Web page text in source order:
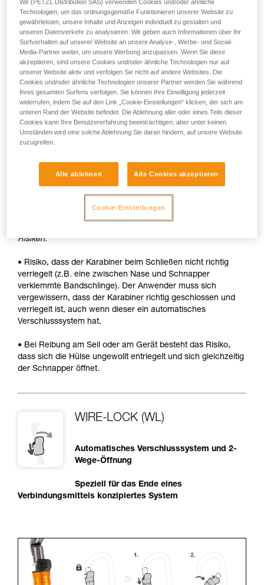
ERGONOMIE
Vorteile:
• Schnelles und einfaches Öffnen.
• Schnelle automatische Verriegelung.
Nachteile:
• Die Hülse muss bei jedem Öffnen entriegelt werden.
• Um ein Gerät in den Karabiner einzuhängen, werden beide
SICHERHEIT
• Schnelle automatische Verriegelung.
Risiken:
• Risiko, dass der Karabiner beim Schließen nicht richtig
verriegelt (z.B. eine zwischen Nase und Schnapper
verklemmte Bandschlinge). Der Anwender muss sich
vergewissern, dass der Karabiner richtig geschlossen und
verriegelt ist, auch wenn dieser ein automatisches
Verschlusssystem hat.
• Bei Reibung am Seil oder am Gerät besteht das Risiko,
dass sich die Hülse ungewollt entriegelt und sich gleichzeitig
der Schnapper öffnet.
WIRE-LOCK (WL)
Automatisches Verschlusssystem und 2-
Wege-Öffnung
Speziell für das Ende eines
Verbindungsmittels konzipiertes System
Wir (PETZL Distribution SAS) verwenden Cookies und/oder ähnliche
Technologien, um das ordnungsgemäße Funktionieren unserer Website zu
gewährleisten, unsere Inhalte und Anzeigen individuell zu gestalten und
unseren Datenverkehr zu analysieren. Wir geben auch Informationen über Ihr
Surfverhalten auf unserer Website an unsere Analyse-, Werbe- und Social-
Media-Partner weiter, um unsere Werbung anzupassen. Wenn Sie diese
akzeptieren, sind unsere Cookies und/oder ähnliche Technologien nur auf
unserer Website aktiv und verfolgen Sie nicht auf andere Websites. Die
Cookies und/oder ähnliche Technologien unserer Partner werden Sie während
Ihres gesamten Surfens verfolgen. Sie können Ihre Einwilligung jederzeit
widerrufen, indem Sie auf den Link „Cookie-Einstellungen“ klicken, der sich am
unteren Rand der Website befindet. Die Ablehnung aller oder eines Teils dieser
Cookies kann Ihre Benutzererfahrung beeinträchtigen, aber unter keinen
Umständen wird eine solche Ablehnung Sie daran hindern, auf unsere Website
zuzugreifen.
Alle ablehnen Alle Cookies akzeptieren
Cookie-Einstellungen